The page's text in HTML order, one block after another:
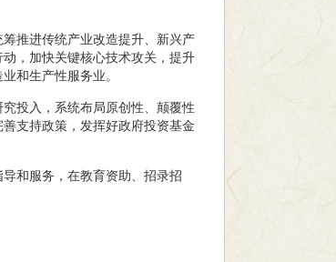
推进传统产业改造提升、新兴产
，加快关键核心技术攻关，提升
和生产性服务业。
投入，系统布局原创性、颠覆性
支持政策，发挥好政府投资基金
和服务，在教育资助、招录招